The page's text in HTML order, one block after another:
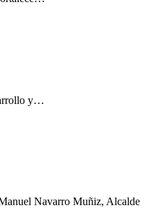
y…
Navarro Muñiz, Alcalde